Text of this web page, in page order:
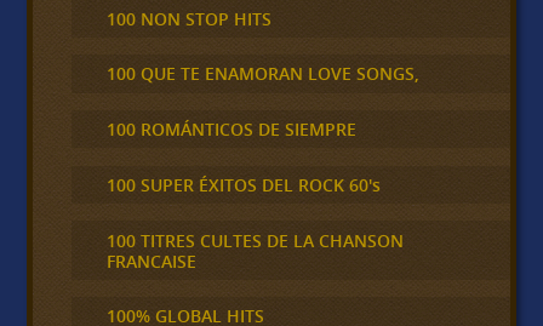
100 NON STOP HITS
100 QUE TE ENAMORAN LOVE SONGS,
100 ROMÁNTICOS DE SIEMPRE
100 SUPER ÉXITOS DEL ROCK 60's
100 TITRES CULTES DE LA CHANSON
FRANCAISE
100% GLOBAL HITS